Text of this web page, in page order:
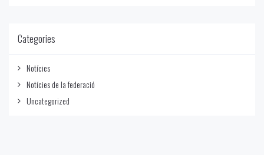
Categories
Notícies
Notícies de la federació
Uncategorized